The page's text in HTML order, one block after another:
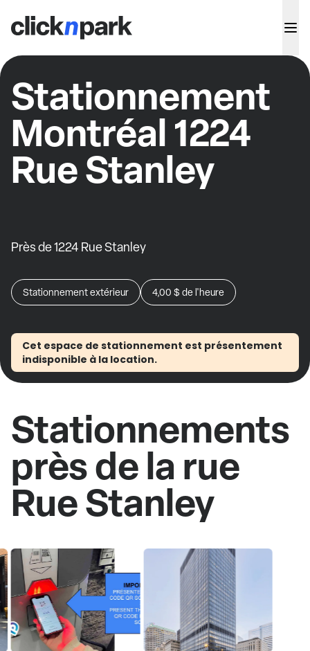
Stationnement
Montréal 1224
Rue Stanley
Près de 1224 Rue Stanley
Stationnement extérieur 4,00 $ de l'heure
Cet espace de stationnement est présentement
indisponible à la location.
Stationnements
près de la rue
Rue Stanley